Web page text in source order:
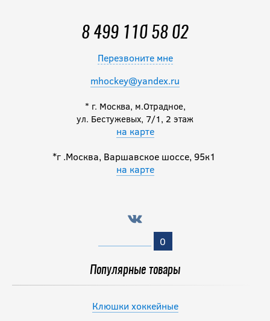
8 499 110 58 02
Перезвоните мне
mhockey@yandex.ru
* г. Москва, м.Отрадное,
ул. Бестужевых, 7/1, 2 этаж
на карте
*г .Москва, Варшавское шоссе, 95к1
на карте
0
Популярные товары
Клюшки хоккейные